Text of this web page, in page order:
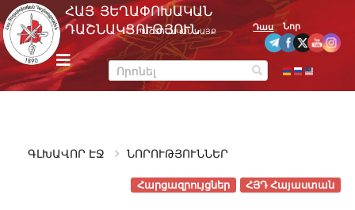
Skip
to
content
m
e
n
u
ՀԱՅ ՅԵՂԱՓՈԽԱԿԱՆ
ԴԱՇՆԱԿՑՈՒԹՅՈՒՆ
ՊԱՇՏՈՆԱԿԱՆ ԿԱՅՔ
Դաս Նոր
ԳԼԽԱՎՈՐ ԷՋ ՆՈՐՈՒԹՅՈՒՆՆԵՐ
ՀՅԴ Հայաստան
Հարցազրույցներ